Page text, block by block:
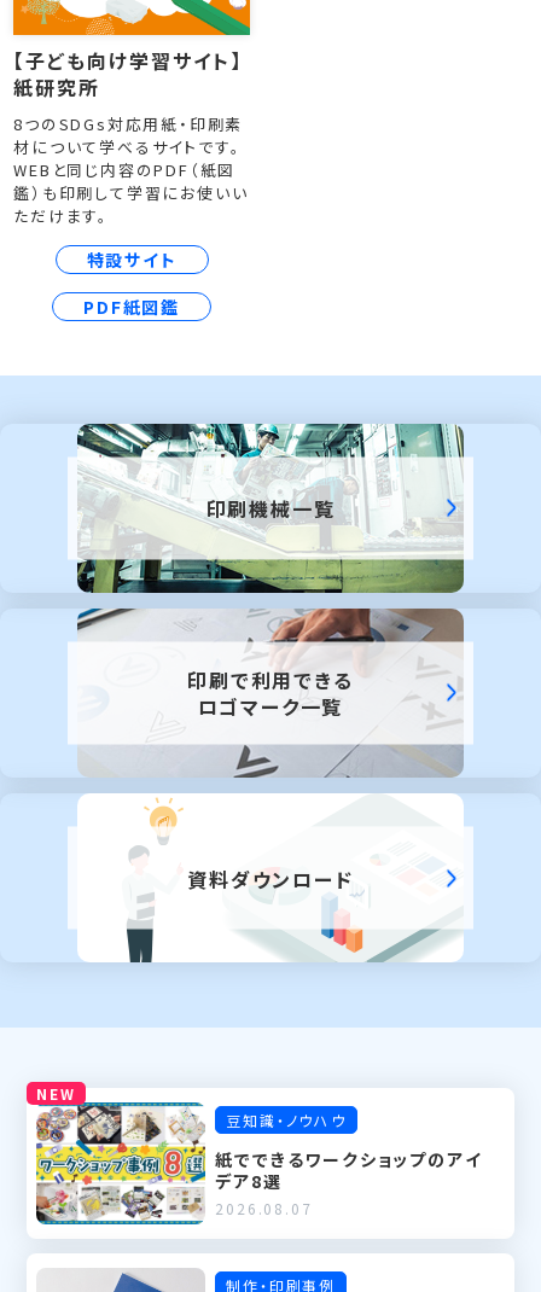
【子ども向け学習サイト】
紙研究所
8つのSDGs対応用紙・印刷素
材について学べるサイトです。
WEBと同じ内容のPDF（紙図
鑑）も印刷して学習にお使いい
ただけます。
特設サイト
PDF紙図鑑
印刷機械一覧
印刷で利用できる
ロゴマーク一覧
資料ダウンロード
NEW
豆知識・ノウハウ
紙でできるワークショップのアイ
デア8選
2026.08.07
制作・印刷事例